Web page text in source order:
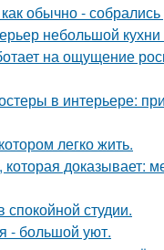
обычно - собрались
небольшой кухни
на ощущение
в интерьере:
легко жить.
которая доказывает:
студии.
- большой уют.